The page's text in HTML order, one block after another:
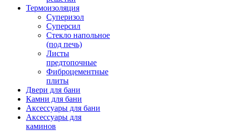
Термоизоляция
Суперизол
Суперсил
Стекло напольное
(под печь)
Листы
предтопочные
Фиброцементные
плиты
Двери для бани
Камни для бани
Аксессуары для бани
Аксессуары для
каминов